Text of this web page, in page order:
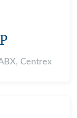
Centrex